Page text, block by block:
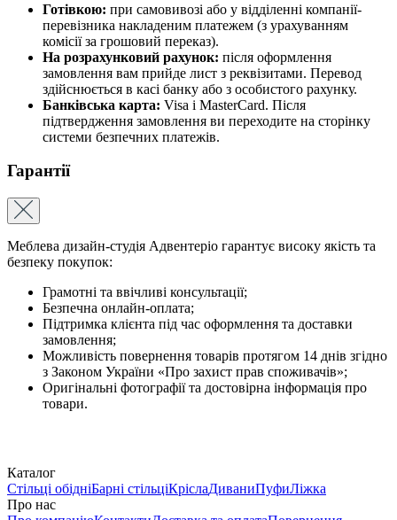
Готівкою: при самовивозі або у відділенні компанії-
перевізника накладеним платежем (з урахуванням
комісії за грошовий переказ).
На розрахунковий рахунок: після оформлення
замовлення вам прийде лист з реквізитами. Перевод
здійснюється в касі банку або з особистого рахунку.
Банківська карта: Visa і MasterCard. Після
підтвердження замовлення ви переходите на сторінку
системи безпечних платежів.
Гарантії
Меблева дизайн-студія Адвентеріо гарантує високу якість та
безпеку покупок:
Грамотні та ввічливі консультації;
Безпечна онлайн-оплата;
Підтримка клієнта під час оформлення та доставки
замовлення;
Можливість повернення товарів протягом 14 днів згідно
з Законом України «Про захист прав споживачів»;
Оригінальні фотографії та достовірна інформація про
товари.
Каталог
Стільці обідніБарні стільціКріслаДиваниПуфиЛіжка
Про нас